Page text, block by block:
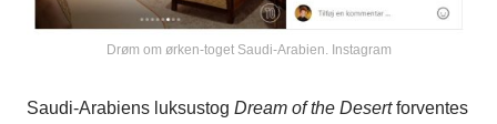
Drøm om ørken-toget Saudi-Arabien. Instagram
Saudi-Arabiens luksustog Dream of the Desertforventes